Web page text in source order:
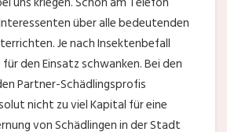
über alle bedeutenden
Je nach Insektenbefall
den Einsatz schwanken. Bei den
Partner-Schädlingsprofis
nicht zu viel Kapital für eine
von Schädlingen in der Stadt